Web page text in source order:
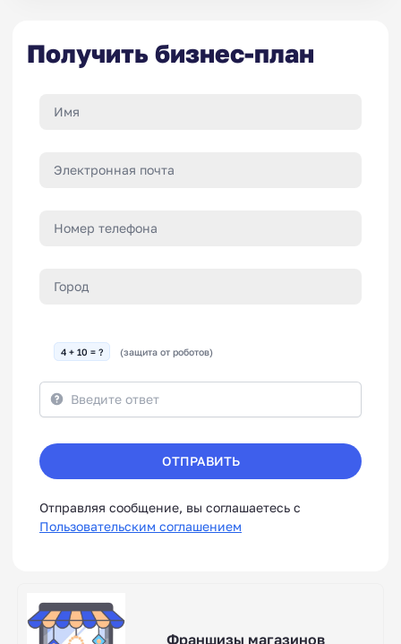
Получить бизнес-план
4 + 10 = ? (защита от роботов)
ОТПРАВИТЬ
Отправляя сообщение, вы соглашаетесь с
Пользовательским соглашением
Франшизы магазинов